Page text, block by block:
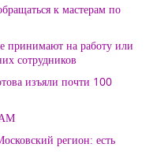
к мастерам по
принимают на работу или
сотрудников
изъяли почти 100
регион: есть